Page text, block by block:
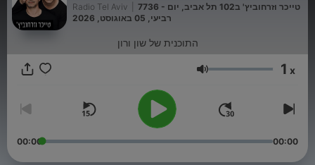
Radio Tel Aviv
7736 - טייכר וזרחוביץ' ב102 תל אביב, יום
רביעי, 05 באוגוסט, 2026
התוכנית של שון ורון
Volume 1 x
00:00 00:00